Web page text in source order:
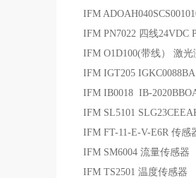
IFM
IFM PN7022 四线24VDC
IFM O1D100(带线） 激光
IFM IGT205
IFM IB0018 IB-
IFM SL5101
IFM FT-11-E-V-E6R 传感
IFM SM6004 流量传感器
IFM TS2501 温度传感器